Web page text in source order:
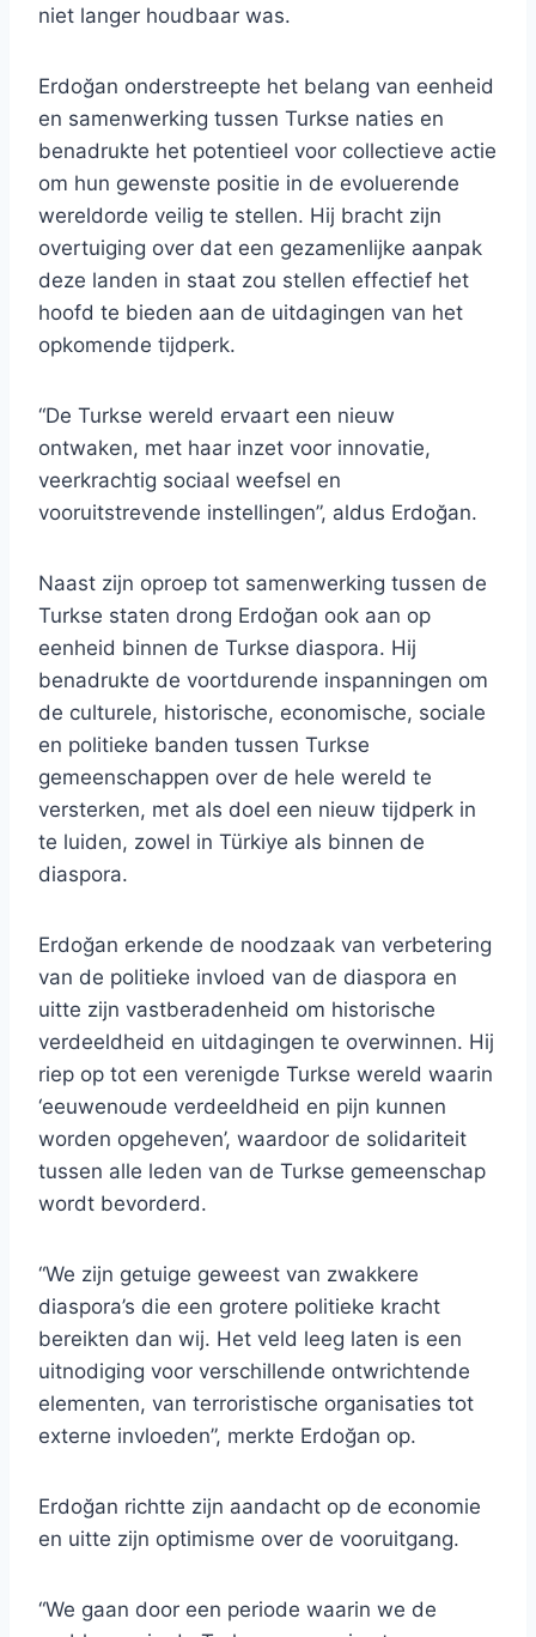
niet langer houdbaar was.
Erdoğan onderstreepte het belang van eenheid
en samenwerking tussen Turkse naties en
benadrukte het potentieel voor collectieve actie
om hun gewenste positie in de evoluerende
wereldorde veilig te stellen. Hij bracht zijn
overtuiging over dat een gezamenlijke aanpak
deze landen in staat zou stellen effectief het
hoofd te bieden aan de uitdagingen van het
opkomende tijdperk.
“De Turkse wereld ervaart een nieuw
ontwaken, met haar inzet voor innovatie,
veerkrachtig sociaal weefsel en
vooruitstrevende instellingen”, aldus Erdoğan.
Naast zijn oproep tot samenwerking tussen de
Turkse staten drong Erdoğan ook aan op
eenheid binnen de Turkse diaspora. Hij
benadrukte de voortdurende inspanningen om
de culturele, historische, economische, sociale
en politieke banden tussen Turkse
gemeenschappen over de hele wereld te
versterken, met als doel een nieuw tijdperk in
te luiden, zowel in Türkiye als binnen de
diaspora.
Erdoğan erkende de noodzaak van verbetering
van de politieke invloed van de diaspora en
uitte zijn vastberadenheid om historische
verdeeldheid en uitdagingen te overwinnen. Hij
riep op tot een verenigde Turkse wereld waarin
‘eeuwenoude verdeeldheid en pijn kunnen
worden opgeheven’, waardoor de solidariteit
tussen alle leden van de Turkse gemeenschap
wordt bevorderd.
“We zijn getuige geweest van zwakkere
diaspora’s die een grotere politieke kracht
bereikten dan wij. Het veld leeg laten is een
uitnodiging voor verschillende ontwrichtende
elementen, van terroristische organisaties tot
externe invloeden”, merkte Erdoğan op.
Erdoğan richtte zijn aandacht op de economie
en uitte zijn optimisme over de vooruitgang.
“We gaan door een periode waarin we de